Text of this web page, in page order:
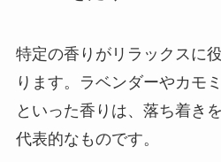
特定の香りがリラックスに
ります。ラベンダーやカモ
といった香りは、落ち着き
代表的なものです。